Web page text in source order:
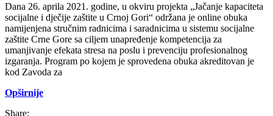
Dana 26. aprila 2021. godine, u okviru projekta „Jačanje kapaciteta
socijalne i dječije zaštite u Crnoj Gori“ održana je online obuka
namijenjena stručnim radnicima i saradnicima u sistemu socijalne
zaštite Crne Gore sa ciljem unapređenje kompetencija za
umanjivanje efekata stresa na poslu i prevenciju profesionalnog
izgaranja. Program po kojem je sprovedena obuka akreditovan je
kod Zavoda za
Opširnije
Share: